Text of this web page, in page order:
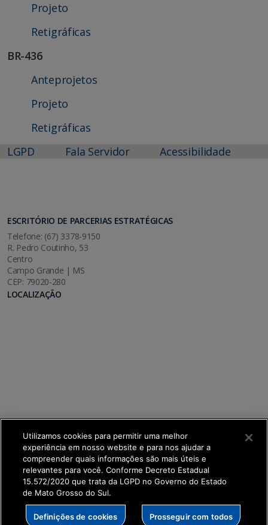
Projeto
Retigráficas
BR-436
Anteprojetos
Projeto
Retigráficas
LGPD
Fala Servidor Acessibilidade
ESCRITÓRIO DE PARCERIAS ESTRATÉGICAS
Telefone: (67) 3378-9150
R. Pedro Coutinho, 53
Centro
Campo Grande | MS
CEP: 79020-280
LOCALIZAÇÃO
SETDIG | Secretaria-Executiva de Transformação
Digital
Utilizamos cookies para permitir uma melhor
experiência em nosso website e para nos ajudar a
compreender quais informações são mais úteis e
relevantes para você. Conforme Decreto Estadual
15.572/2020 que trata da LGPD no Governo do Estado
de Mato Grosso do Sul.
Definições de cookies Prosseguir com todos